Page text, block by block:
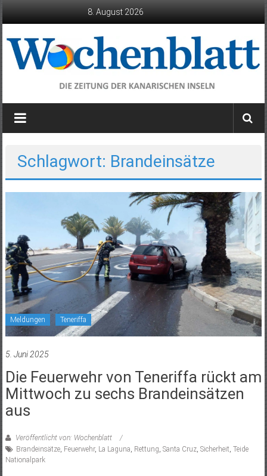
8. August 2026
Wochenblatt
die
Kanarischen
Inseln
Schlagwort: Brandeinsätze
Meldungen Teneriffa
5. Juni 2025
Die Feuerwehr von Teneriffa rückt am
Mittwoch zu sechs Brandeinsätzen
aus
Veröffentlicht von: Wochenblatt
Brandeinsätze, Feuerwehr, La Laguna, Rettung, Santa Cruz, Sicherheit, Teide
Nationalpark